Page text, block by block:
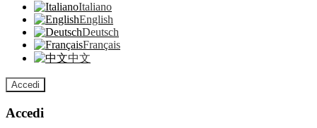
Italiano
English
Deutsch
Français
中文
Accedi
Accedi